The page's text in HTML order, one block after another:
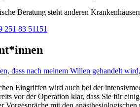
Beratung steht anderen
251 83 51151
dass nach meinem Willen gehandelt
Eingriffen wird auch bei der
vor der Operation klar, dass Sie für
Vorgespräche mit den